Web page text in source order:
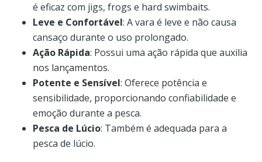
é eficaz com jigs, frogs e hard swimbaits.
Leve e Confortável: A vara é leve e não causa
cansaço durante o uso prolongado.
Ação Rápida: Possui uma ação rápida que auxilia
nos lançamentos.
Potente e Sensível: Oferece potência e
sensibilidade, proporcionando confiabilidade e
emoção durante a pesca.
Pesca de Lúcio: Também é adequada para a
pesca de lúcio.